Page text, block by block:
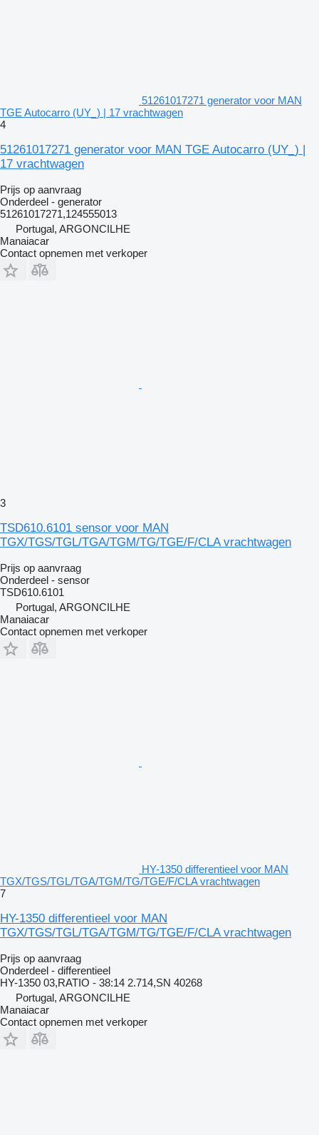
51261017271 generator voor MAN
TGE Autocarro (UY_) | 17 vrachtwagen
4
51261017271 generator voor MAN TGE Autocarro (UY_) |
17 vrachtwagen
Prijs op aanvraag
Onderdeel - generator
51261017271,124555013
Portugal, ARGONCILHE
Manaiacar
Contact opnemen met verkoper
3
TSD610.6101 sensor voor MAN
TGX/TGS/TGL/TGA/TGM/TG/TGE/F/CLA vrachtwagen
Prijs op aanvraag
Onderdeel - sensor
TSD610.6101
Portugal, ARGONCILHE
Manaiacar
Contact opnemen met verkoper
HY-1350 differentieel voor MAN
TGX/TGS/TGL/TGA/TGM/TG/TGE/F/CLA vrachtwagen
7
HY-1350 differentieel voor MAN
TGX/TGS/TGL/TGA/TGM/TG/TGE/F/CLA vrachtwagen
Prijs op aanvraag
Onderdeel - differentieel
HY-1350 03,RATIO - 38:14 2.714,SN 40268
Portugal, ARGONCILHE
Manaiacar
Contact opnemen met verkoper